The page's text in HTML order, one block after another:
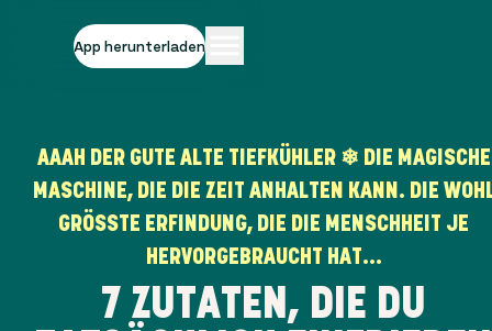
App herunterladen
AAAH DER GUTE ALTE TIEFKÜHLER ❄ DIE MAGISCHE
MASCHINE, DIE DIE ZEIT ANHALTEN KANN. DIE
GRÖSSTE ERFINDUNG, DIE DIE MENSCHHEIT JE H
ERVORGEBRAUCHT HAT...
7 ZUTATEN, DIE DU